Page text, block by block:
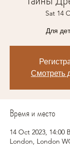
Sat 14
Для
Смотреть
Время и место
14 Oct 2023, 14:00
London, London